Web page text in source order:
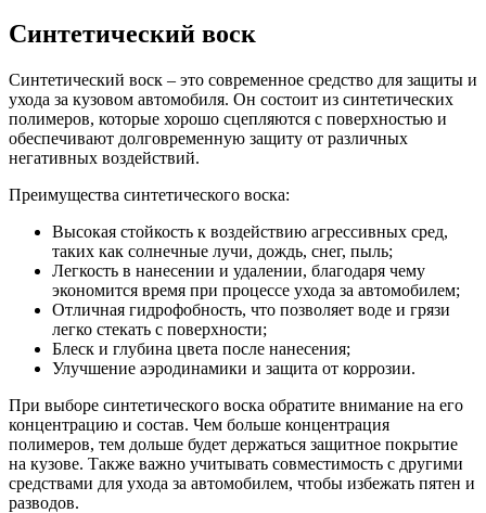
Синтетический воск
Синтетический воск – это современное средство для защиты и
ухода за кузовом автомобиля. Он состоит из синтетических
полимеров, которые хорошо сцепляются с поверхностью и
обеспечивают долговременную защиту от различных
негативных воздействий.
Преимущества синтетического воска:
Высокая стойкость к воздействию агрессивных сред,
таких как солнечные лучи, дождь, снег, пыль;
Легкость в нанесении и удалении, благодаря чему
экономится время при процессе ухода за автомобилем;
Отличная гидрофобность, что позволяет воде и грязи
легко стекать с поверхности;
Блеск и глубина цвета после нанесения;
Улучшение аэродинамики и защита от коррозии.
При выборе синтетического воска обратите внимание на его
концентрацию и состав. Чем больше концентрация
полимеров, тем дольше будет держаться защитное покрытие
на кузове. Также важно учитывать совместимость с другими
средствами для ухода за автомобилем, чтобы избежать пятен и
разводов.